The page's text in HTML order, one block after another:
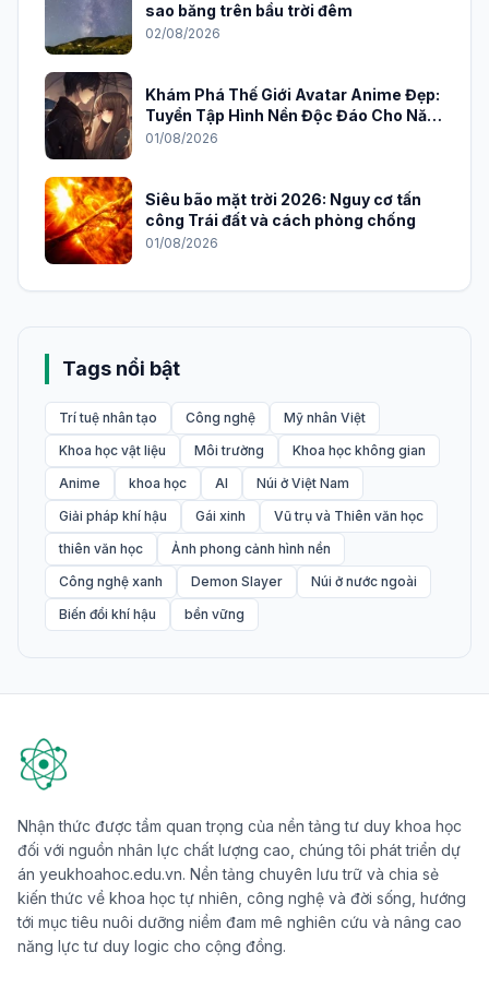
sao băng trên bầu trời đêm
02/08/2026
Khám Phá Thế Giới Avatar Anime Đẹp:
Tuyển Tập Hình Nền Độc Đáo Cho Năm
2026
01/08/2026
Siêu bão mặt trời 2026: Nguy cơ tấn
công Trái đất và cách phòng chống
01/08/2026
Tags nổi bật
Trí tuệ nhân tạo Công nghệ
Mỹ nhân Việt
Khoa học vật liệu
Môi trường
Khoa học không gian
Anime
khoa học AI
Núi ở Việt Nam
Giải pháp khí hậu
Gái xinh
Vũ trụ và Thiên văn học
thiên văn học
Ảnh phong cảnh hình nền
Công nghệ xanh
Demon Slayer
Núi ở nước ngoài
Biến đổi khí hậu
bền vững
Nhận thức được tầm quan trọng của nền tảng tư duy khoa học
đối với nguồn nhân lực chất lượng cao, chúng tôi phát triển dự
án yeukhoahoc.edu.vn. Nền tảng chuyên lưu trữ và chia sẻ
kiến thức về khoa học tự nhiên, công nghệ và đời sống, hướng
tới mục tiêu nuôi dưỡng niềm đam mê nghiên cứu và nâng cao
năng lực tư duy logic cho cộng đồng.